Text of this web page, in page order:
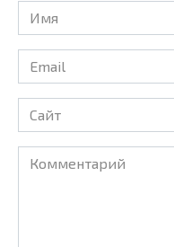
Имя
*
Email
*
Сайт
Комментарий